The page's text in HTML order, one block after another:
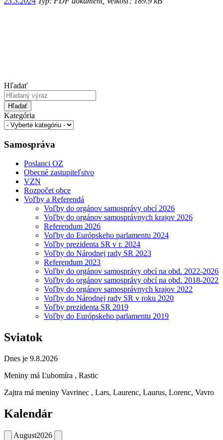
Hľadať
Hľadať
Kategória
Samospráva
Poslanci OZ
Obecné zastupiteľstvo
VZN
Rozpočet obce
Voľby a Referendá
Voľby do orgánov samosprávy obcí 2026
Voľby do orgánov samosprávnych krajov 2026
Referendum 2026
Voľby do Európskeho parlamentu 2024
Voľby prezidenta SR v r. 2024
Voľby do Národnej rady SR 2023
Referendum 2023
Voľby do orgánov samosprávy obcí na obd. 2022-2026
Voľby do orgánov samosprávy obcí na obd. 2018-2022
Voľby do orgánov samosprávnych krajov 2022
Voľby do Národnej rady SR v roku 2020
Voľby prezidenta SR 2019
Voľby do Európskeho parlamentu 2019
Sviatok
Dnes je 9.8.2026
Meniny má Ľubomíra , Rastic
Zajtra má meniny Vavrinec , Lars, Laurenc, Laurus, Lorenc, Vavro
Kalendár
August2026